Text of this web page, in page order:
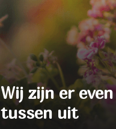
Wij zijn er even
tussen uit